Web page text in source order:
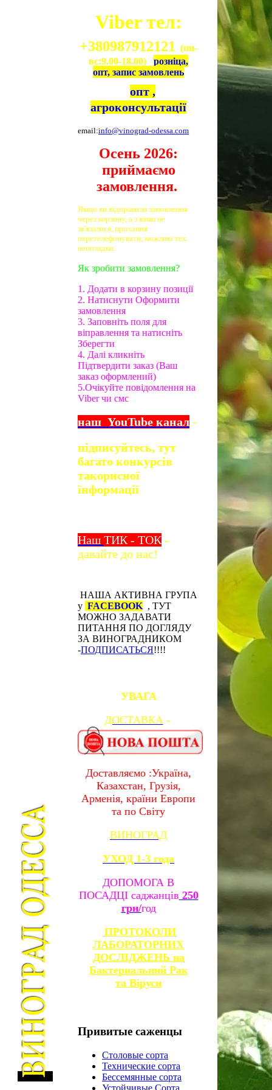
Viber тел:
+380987912121 (пн-
вс:9.00-18.00) розніца,
опт, запис замовлень
опт ,
агроконсультації
email:info@vinograd-odessa.com
Осень 2026:
приймаємо
замовлення.
Якщо ви відправили замовлення
через корзину, а з вами не
зв'язалися, прохання
перетелефонувати, можливі тех.
неполадки.
Як зробити замовлення?
1. Додати в корзину позиції
2. Натиснути Оформити
замовлення
3. Заповніть поля для
віправлення та натисніть
Зберегти
4. Далі кликніть
Підтвердити заказ (Ваш
заказ оформлений)
5.Очікуйте повідомлення на
Viber чи смс
наш YouTube канал -
підписуйтесь, тут
багато конкурсів
такорисної
їнформації
Наш ТИК - ТОК -
давайте до нас!
НАША АКТИВНА ГРУПА
у FACEBOOK, ТУТ
МОЖНО ЗАДАВАТИ
ПИТАННЯ ПО ДОГЛЯДУ
ЗА ВИНОГРАДНИКОМ
-ПОДПИСАТЬСЯ!!!!
УВАГА
ДОСТАВКА-
Доставляємо :Україна,
Казахстан, Грузія,
Арменія, країни Европи
та по Світу
ВИНОГРАД
УХОД 1-3 года
ДОПОМОГА В
ПОСАДЦІ саджанців 250
грн/год
ПРОТОКОЛИ
ЛАБОРАТОРНИХ
ДОСЛІДЖЕНЬ на
Бактериальний Рак
та Віруси
Привитые саженцы
Столовые сорта
Технические сорта
Бессемянные сорта
Устойчивые Сорта